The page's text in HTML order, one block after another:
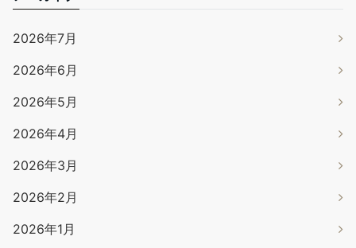
2026年7月
2026年6月
2026年5月
2026年4月
2026年3月
2026年2月
2026年1月